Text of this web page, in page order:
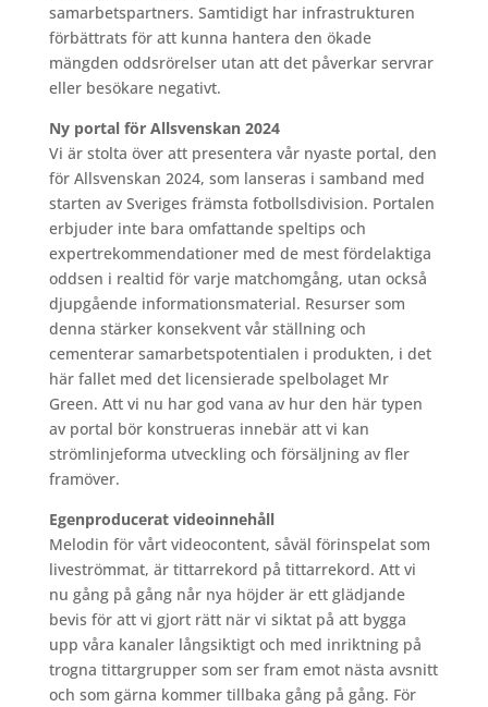
samarbetspartners. Samtidigt har infrastrukturen
förbättrats för att kunna hantera den ökade
mängden oddsrörelser utan att det påverkar servrar
eller besökare negativt.
Ny portal för Allsvenskan 2024
Vi är stolta över att presentera vår nyaste portal, den
för Allsvenskan 2024, som lanseras i samband med
starten av Sveriges främsta fotbollsdivision. Portalen
erbjuder inte bara omfattande speltips och
expertrekommendationer med de mest fördelaktiga
oddsen i realtid för varje matchomgång, utan också
djupgående informationsmaterial. Resurser som
denna stärker konsekvent vår ställning och
cementerar samarbetspotentialen i produkten, i det
här fallet med det licensierade spelbolaget Mr
Green. Att vi nu har god vana av hur den här typen
av portal bör konstrueras innebär att vi kan
strömlinjeforma utveckling och försäljning av fler
framöver.
Egenproducerat videoinnehåll
Melodin för vårt videocontent, såväl förinspelat som
liveströmmat, är tittarrekord på tittarrekord. Att vi
nu gång på gång når nya höjder är ett glädjande
bevis för att vi gjort rätt när vi siktat på att bygga
upp våra kanaler långsiktigt och med inriktning på
trogna tittargrupper som ser fram emot nästa avsnitt
och som gärna kommer tillbaka gång på gång. För